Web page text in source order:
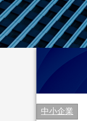
中小企業